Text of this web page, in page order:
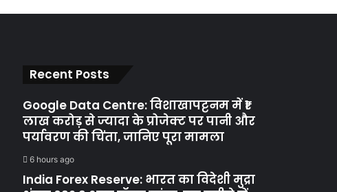
Recent Posts
Google Data Centre: विशाखापट्टनम में ₹1
लाख करोड़ से ज्यादा के प्रोजेक्ट पर पानी और
पर्यावरण की चिंता, जानिए पूरा मामला
6 hours ago
India Forex Reserve: भारत का विदेशी मुद्रा